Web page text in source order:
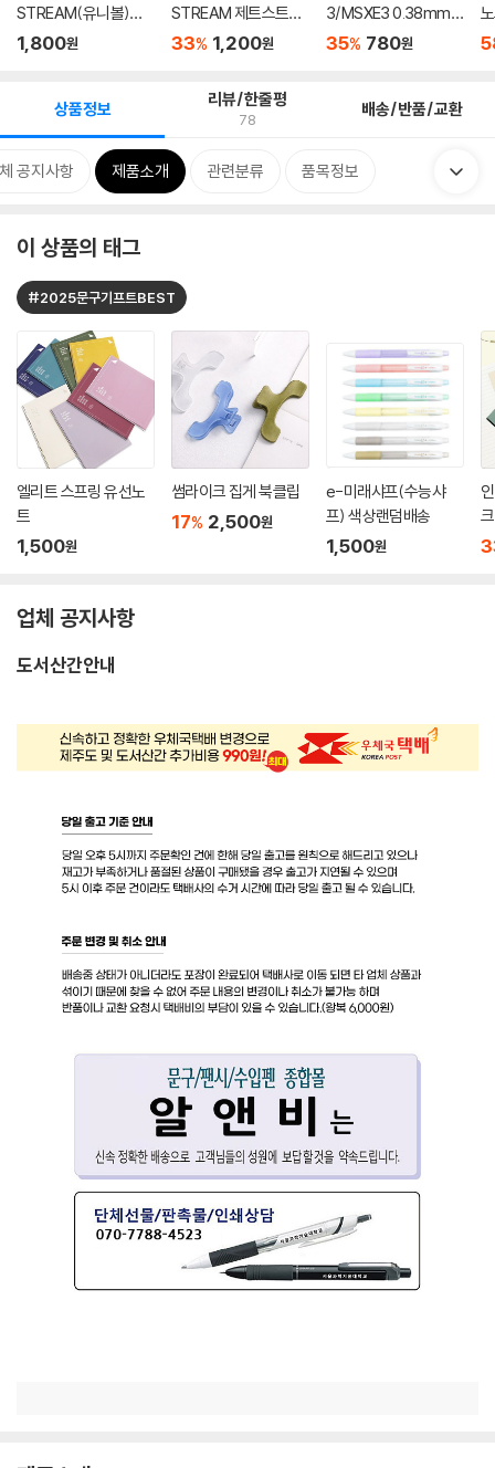
STREAM(유니볼)젯
스트림 볼...
1,800원
STREAM 제트스트림
볼펜 SX...
33% 1,200원
3/MSXE3 0.38mm
0.5mm 0.7m...
35% 780원
상품정보 리뷰/한줄평
78 배송/반품/교환
공지사항 제품소개 관련분류 품목정보
이 상품의 태그
#2025문구기프트BEST
엘리트 스프링 유선노
트
1,500원
썸라이크 집게 북클립
17% 2,500원
e-미래샤프(수능샤
프) 색상랜덤배송
1,500원
크
업체 공지사항
도서산간안내